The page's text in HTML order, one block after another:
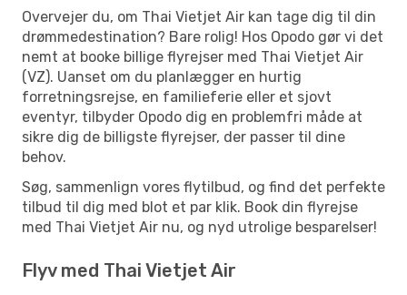
Overvejer du, om Thai Vietjet Air kan tage dig til din
drømmedestination? Bare rolig! Hos Opodo gør vi det
nemt at booke billige flyrejser med Thai Vietjet Air
(VZ). Uanset om du planlægger en hurtig
forretningsrejse, en familieferie eller et sjovt
eventyr, tilbyder Opodo dig en problemfri måde at
sikre dig de billigste flyrejser, der passer til dine
behov.
Søg, sammenlign vores flytilbud, og find det perfekte
tilbud til dig med blot et par klik. Book din flyrejse
med Thai Vietjet Air nu, og nyd utrolige besparelser!
Flyv med Thai Vietjet Air